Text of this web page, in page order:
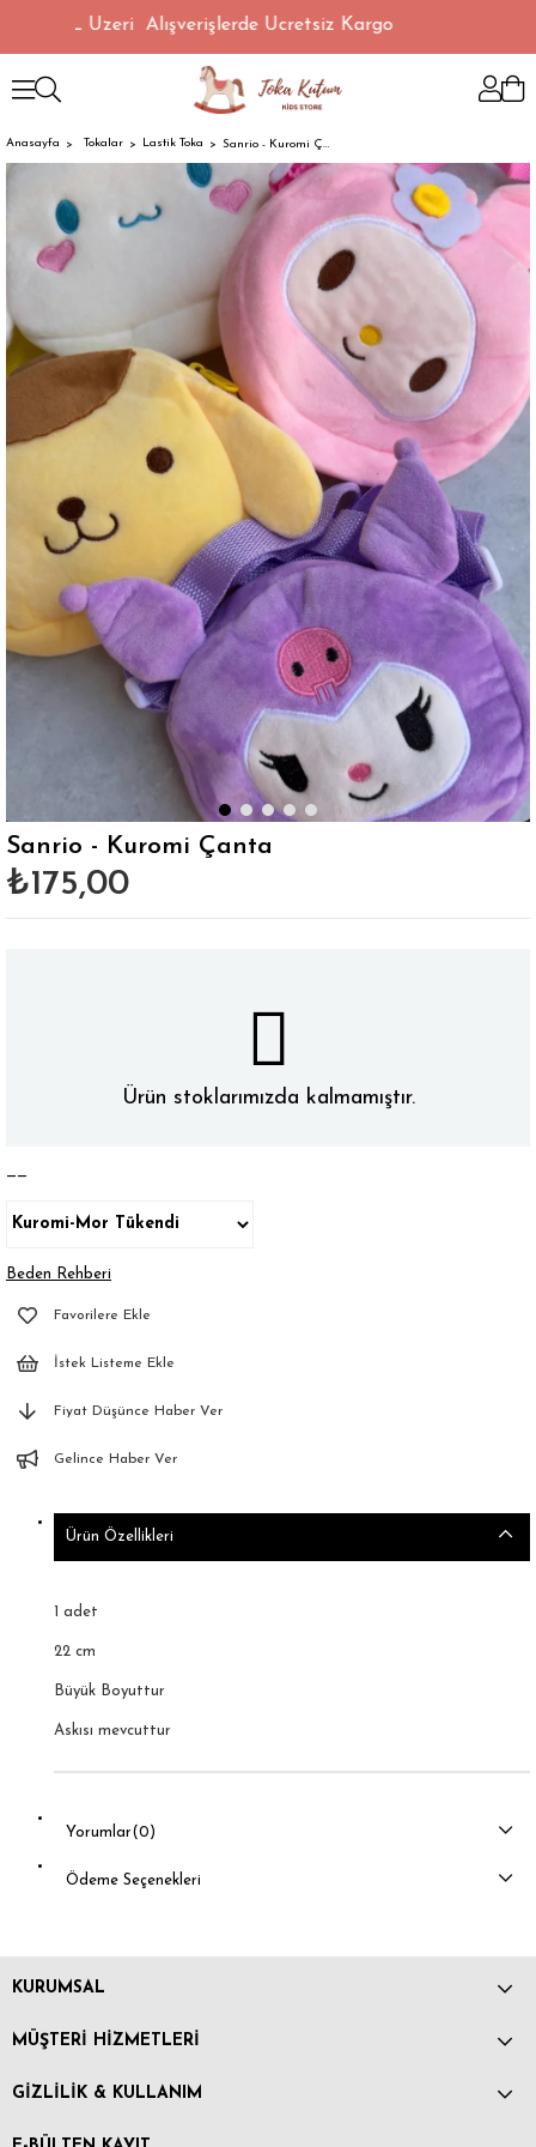
TL Üzeri Alışverişlerde Ücretsiz Kargo
Anasayfa Tokalar Lastik Toka Sanrio - Kuromi Çanta
Sanrio - Kuromi Çanta
₺175,00
Ürün stoklarımızda kalmamıştır.
——
Beden Rehberi
Favorilere Ekle
İstek Listeme Ekle
Fiyat Düşünce Haber Ver
Gelince Haber Ver
Ürün Özellikleri
1 adet
22 cm
Büyük Boyuttur
Askısı mevcuttur
Yorumlar(0)
Ödeme Seçenekleri
KURUMSAL
MÜŞTERİ HİZMETLERİ
GİZLİLİK & KULLANIM